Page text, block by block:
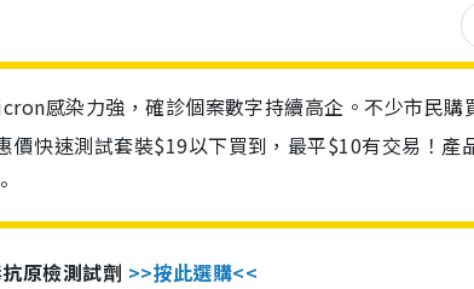
感染力強，確診個案數字持續高企。不少市民
價快速測試套裝$19以下買到，最平$10有交易！產
原檢測試劑 >>按此選購<<